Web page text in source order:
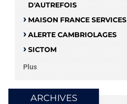
D'AUTREFOIS
MAISON FRANCE SERVICES
ALERTE CAMBRIOLAGES
SICTOM
Plus
ARCHIVES